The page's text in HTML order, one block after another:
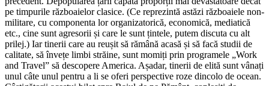
pe timpurile războaielor clasice. (Ce reprezintă astăzi războaiele non-
militare, cu componenta lor organizatorică, economică, mediatică
etc., cine sunt agresorii și care le sunt țintele, putem discuta cu alt
prilej.) Iar tinerii care au reușit să rămână acasă și să facă studii de
calitate, să învețe limbi străine, sunt momiți prin programele „Work
and Travel” să descopere America. Așadar, tinerii de elită sunt vânați
unul câte unul pentru a li se oferi perspective roze dincolo de ocean.